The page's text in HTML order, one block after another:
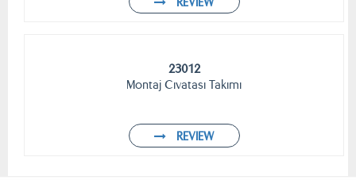
23012
Montaj Cıvatası Takımı
REVIEW